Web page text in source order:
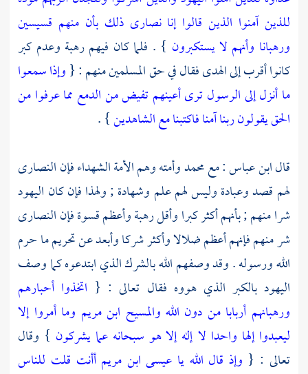
للذين آمنوا الذين قالوا إنا نصارى ذلك بأن منهم قسيسين
ورهبانا وأنهم لا يستكبرون } . فلما كان فيهم رهبة وعدم كبر
كانوا أقرب إلى الهدى فقال في حق المسلمين منهم : {وإذا سمعوا
ما أنزل إلى الرسول ترى أعينهم تفيض من الدمع مما عرفوا من
الحق يقولون ربنا آمنا فاكتبنا مع الشاهدين} .
قالابن عباس: معمحمدوأمته وهم الأمة الشهداء فإنالنصارى
لهم قصد وعبادة وليس لهم علم وشهادة ; ولهذا فإن كان اليهود
شرا منهم ; بأنهم أكثر كبرا وأقل رهبة وأعظم قسوة فإنالنصارى
شر منهم فإنهم أعظم ضلالا وأكثر شركا وأبعد عن تحريم ما حرم
الله ورسوله . وقد وصفهم الله بالشرك الذي ابتدعوه كما وصف
اليهودبالكبر الذي هووه فقال تعالى : { اتخذوا أحبارهم
ورهبانهم أربابا من دون الله والمسيح ابن مريم وما أمروا إلا
ليعبدوا إلها واحدا لا إله إلا هو سبحانه عما يشركون } وقال
تعالى : { وإذ قال الله يا عيسى ابن مريم أأنت قلت للناس